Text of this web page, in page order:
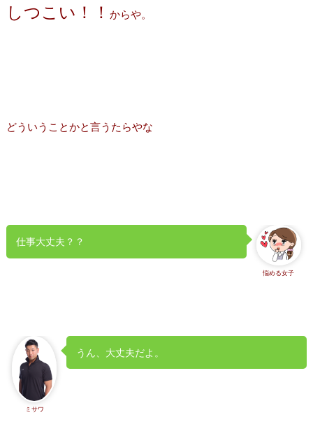
しつこい！！ からや。
どういうことかと言うたらやな
悩める女子
仕事大丈夫？？
ミサワ
うん、大丈夫だよ。